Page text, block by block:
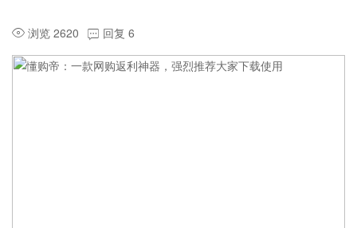
浏览 2620 回复 6